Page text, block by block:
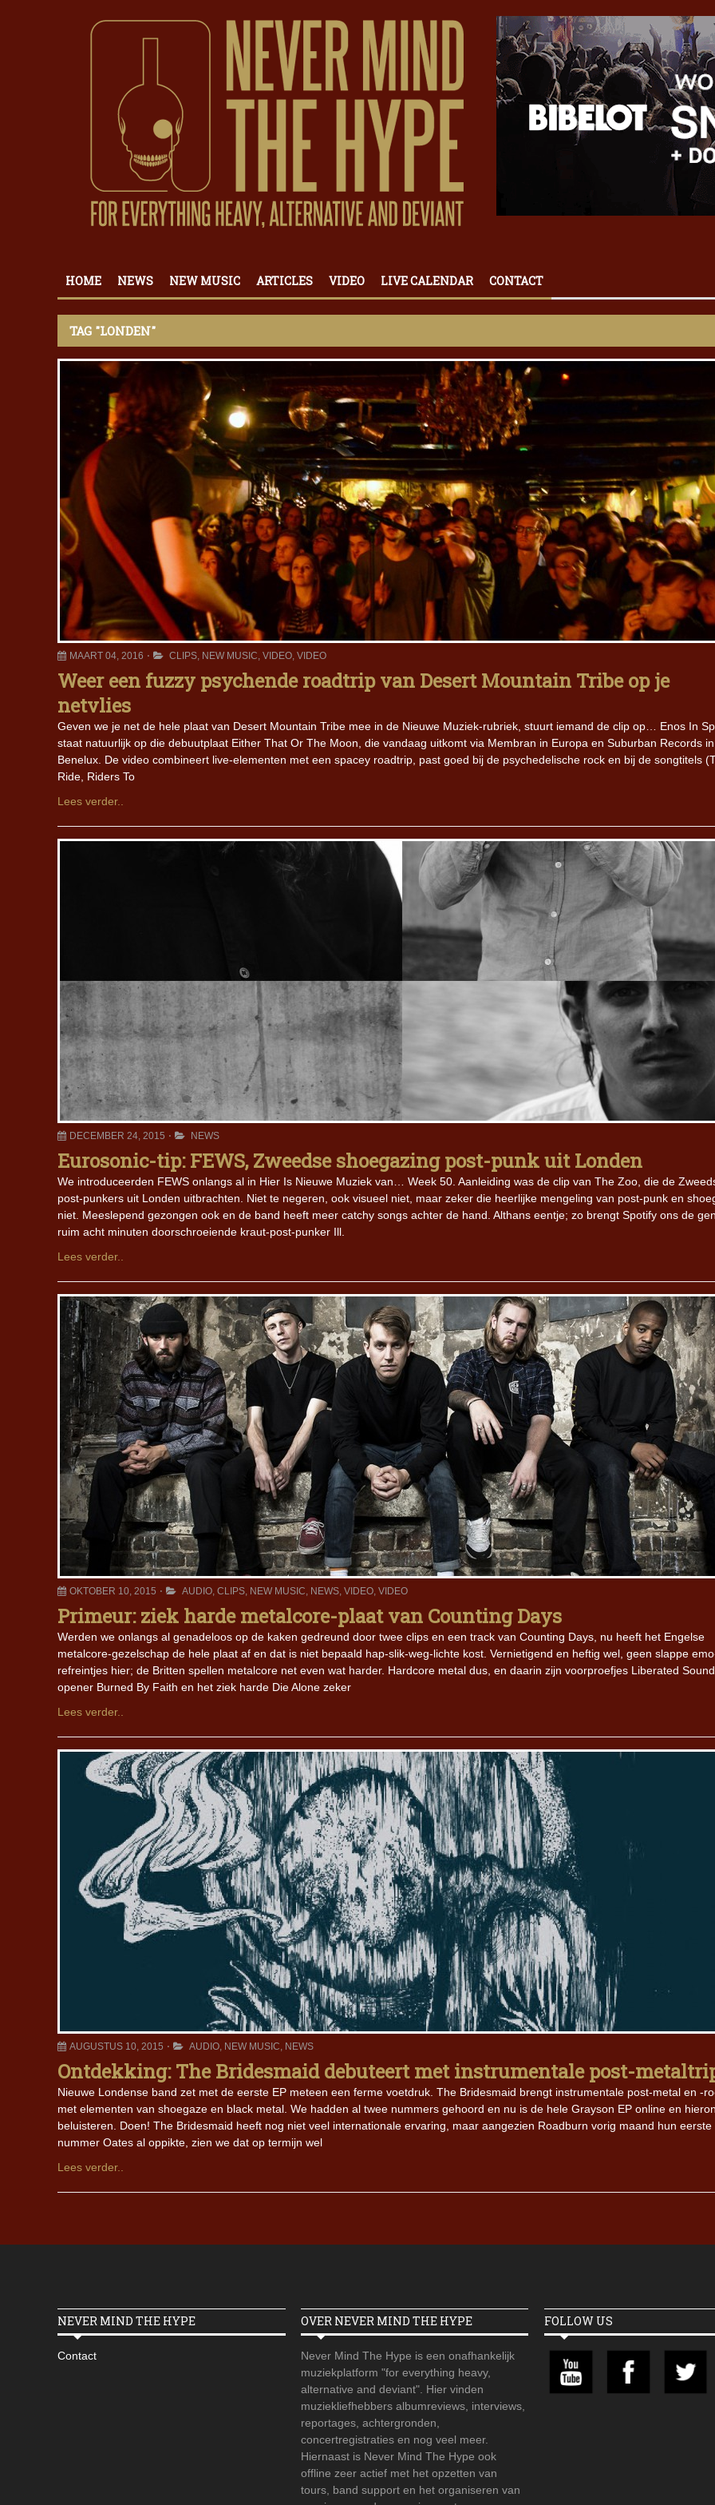
HOME NEWS NEW MUSIC ARTICLES VIDEO LIVE CALENDAR CONTACT
TAG "LONDEN"
MAART 04, 2016 CLIPS, NEW MUSIC, VIDEO, VIDEO
Weer een fuzzy psychende roadtrip van Desert Mountain Tribe op je
netvlies
Geven we je net de hele plaat van Desert Mountain Tribe mee in de Nieuwe Muziek-rubriek, stuurt iemand de clip op… Enos In
staat natuurlijk op die debuutplaat Either That Or The Moon, die vandaag uitkomt via Membran in Europa en Suburban Records
Benelux. De video combineert live-elementen met een spacey roadtrip, past goed bij de psychedelische rock en bij de songtitels
Ride, Riders To
Lees verder..
DECEMBER 24, 2015 NEWS
Eurosonic-tip: FEWS, Zweedse shoegazing post-punk uit Londen
We introduceerden FEWS onlangs al in Hier Is Nieuwe Muziek van… Week 50. Aanleiding was de clip van The Zoo, die de
post-punkers uit Londen uitbrachten. Niet te negeren, ook visueel niet, maar zeker die heerlijke mengeling van post-punk en
niet. Meeslepend gezongen ook en de band heeft meer catchy songs achter de hand. Althans eentje; zo brengt Spotify ons de
ruim acht minuten doorschroeiende kraut-post-punker Ill.
Lees verder..
OKTOBER 10, 2015 AUDIO, CLIPS, NEW MUSIC, NEWS, VIDEO, VIDEO
Primeur: ziek harde metalcore-plaat van Counting Days
Werden we onlangs al genadeloos op de kaken gedreund door twee clips en een track van Counting Days, nu heeft het Engelse
metalcore-gezelschap de hele plaat af en dat is niet bepaald hap-slik-weg-lichte kost. Vernietigend en heftig wel, geen slappe
refreintjes hier; de Britten spellen metalcore net even wat harder. Hardcore metal dus, en daarin zijn voorproefjes Liberated
opener Burned By Faith en het ziek harde Die Alone zeker
Lees verder..
AUGUSTUS 10, 2015 AUDIO, NEW MUSIC, NEWS
Ontdekking: The Bridesmaid debuteert met instrumentale post-
Nieuwe Londense band zet met de eerste EP meteen een ferme voetdruk. The Bridesmaid brengt instrumentale post-metal en -
met elementen van shoegaze en black metal. We hadden al twee nummers gehoord en nu is de hele Grayson EP online en
beluisteren. Doen! The Bridesmaid heeft nog niet veel internationale ervaring, maar aangezien Roadburn vorig maand hun eerste
nummer Oates al oppikte, zien we dat op termijn wel
Lees verder..
Iron Jinn doopt vers epos
NEVER MIND THE HYPE
Contact
OVER NEVER MIND THE HYPE
Never Mind The Hype is een onafhankelijk
muziekplatform "for everything heavy,
alternative and deviant". Hier vinden
muziekliefhebbers albumreviews, interviews,
reportages, achtergronden,
concertregistraties en nog veel meer.
Hiernaast is Never Mind The Hype ook
offline zeer actief met het opzetten van
tours, band support en het organiseren van
FOLLOW US